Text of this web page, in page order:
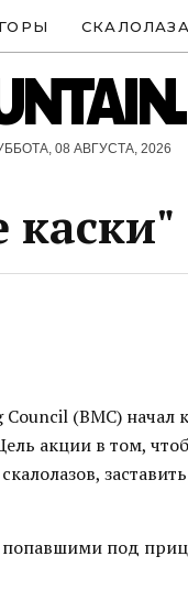
08 АВГУСТА, 2026
каски"
(BMC) начал
акции в том,
под